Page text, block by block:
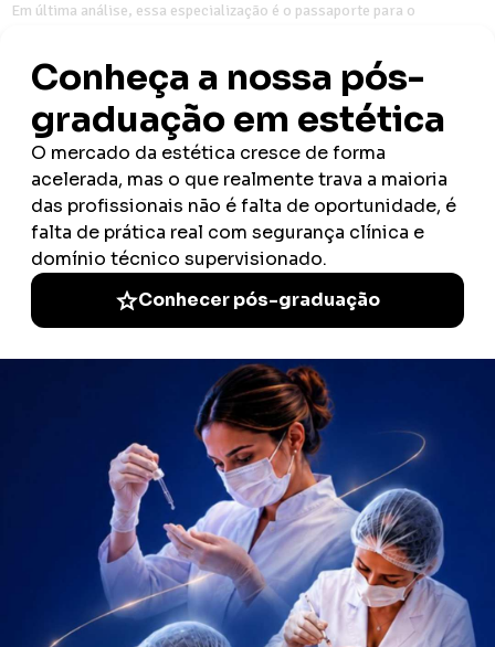
Em última análise, essa especialização é o passaporte para o
Faculdade ITH: autoridade como
EdTech com foco em saúde e
gestão
Sob o ponto de vista institucional, a Faculdade ITH redefine o conceito
de curso superior e capacitação profissional em todo o Brasil. Como
uma legítimaEdTech, utilizamos aMetodologia 4.0para integrar
tecnologia de ponta ao ensino aplicado. Nesse sentido, nossa
estrutura rompe com modelos tradicionais para oferecer uma
experiência educacional imersiva.
Dessa maneira, o aluno conecta-se diretamente com as demandas
reais do mercado de trabalho contemporâneo.
Metodologia 4.0 e o conceito de Lifelong
Com efeito, nosso compromisso inegociável com olifelong learning
garante que o especialista esteja sempre à frente das tendências
globais. Dentro dessa lógica, o processo de aprendizado contínuo
torna-se a maior ferramenta de competitividade para o enfermeiro